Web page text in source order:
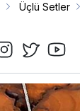
Üçlü Setler